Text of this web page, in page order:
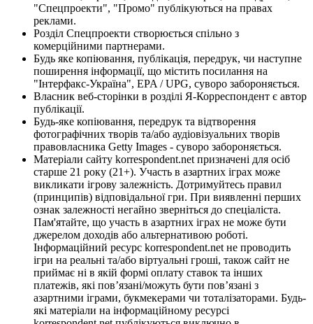
"Спецпроекти", "Промо" публікуються на правах
реклами.
Розділ Спецпроекти створюється спільно з
комерційними партнерами.
Будь яке копіювання, публікація, передрук, чи наступне
поширення інформації, що містить посилання на
"Інтерфакс-Україна", EPA / UPG, суворо забороняється.
Власник веб-сторінки в розділі Я-Корреспондент є автор
публікації.
Будь-яке копіювання, передрук та відтворення
фотографічних творів та/або аудіовізуальних творів
правовласника Getty Images - суворо забороняється.
Матеріали сайту korrespondent.net призначені для осіб
старше 21 року (21+). Участь в азартних іграх може
викликати ігрову залежність. Дотримуйтесь правил
(принципів) відповідальної гри. При виявленні перших
ознак залежності негайно зверніться до спеціаліста.
Пам'ятайте, що участь в азартних іграх не може бути
джерелом доходів або альтернативою роботі.
Інформаційний ресурс korrespondent.net не проводить
ігри на реальні та/або віртуальні гроші, також сайт не
приймає ні в якій формі оплату ставок та інших
платежів, які пов’язані/можуть бути пов’язані з
азартними іграми, букмекерами чи тоталізаторами. Будь-
які матеріали на інформаційному ресурсі